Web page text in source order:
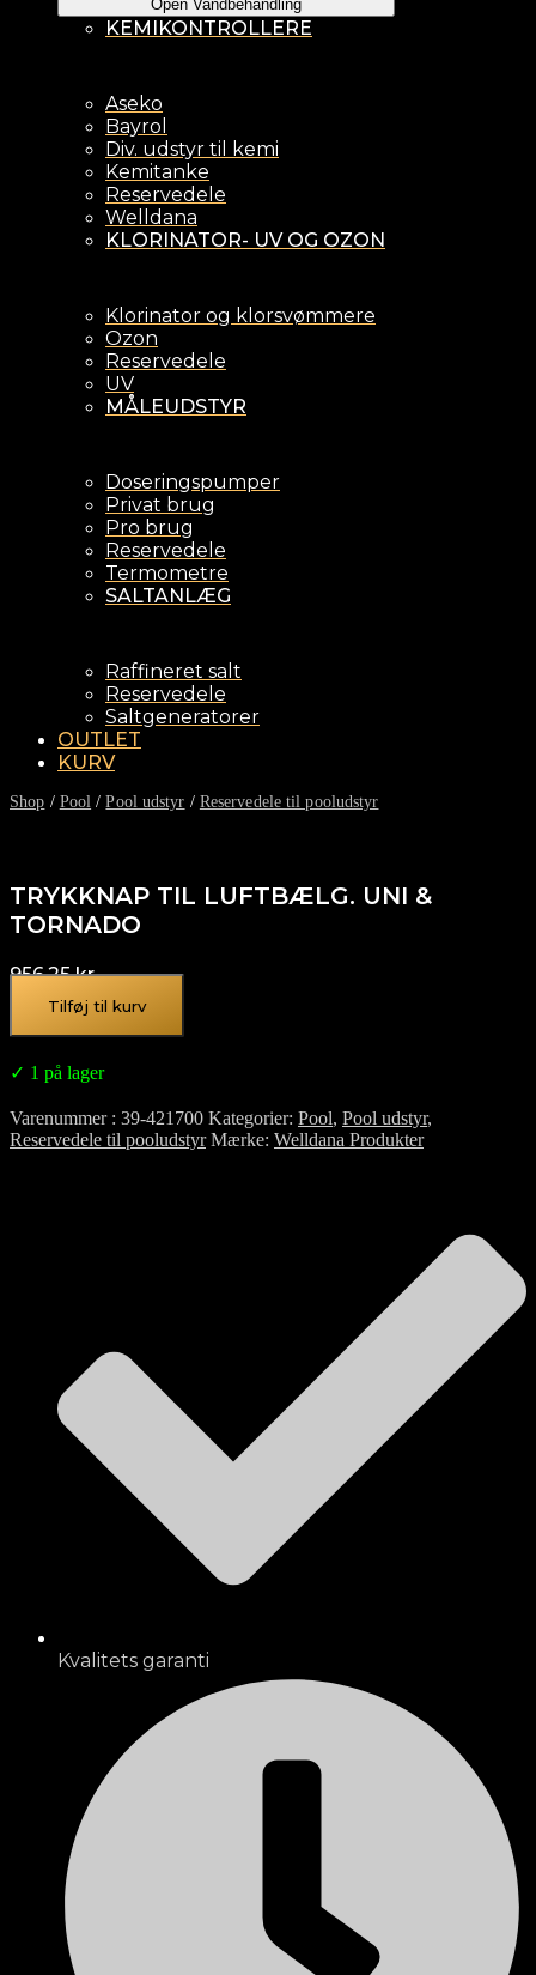
Open Vandbehandling
KEMIKONTROLLERE
Aseko
Bayrol
Div. udstyr til kemi
Kemitanke
Reservedele
Welldana
KLORINATOR- UV OG OZON
Klorinator og klorsvømmere
Ozon
Reservedele
UV
MÅLEUDSTYR
Doseringspumper
Privat brug
Pro brug
Reservedele
Termometre
SALTANLÆG
Raffineret salt
Reservedele
Saltgeneratorer
OUTLET
KURV
Shop / Pool /Pool udstyr / Reservedele til pooludstyr
TRYKKNAP TIL LUFTBÆLG. UNI &
TORNADO
956,25kr.
Tilføj til kurv
✓ 1 på lager
Varenummer 39-421700 Kategorier Pool, Pool udstyr,
Reservedele til pooludstyr Mærke Welldana Produkter
Kvalitets garanti